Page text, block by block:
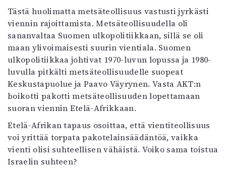
Tästä huolimatta metsäteollisuus vastusti jyrkästi
viennin rajoittamista. Metsäteollisuudella oli
sananvaltaa Suomen ulkopolitiikkaan, sillä se oli
maan ylivoimaisesti suurin vientiala. Suomen
ulkopolitiikkaa johtivat 1970-luvun lopussa ja 1980-
luvulla pitkälti metsäteollisuudelle suopeat
Keskustapuolue ja Paavo Väyrynen. Vasta AKT:n
boikotti pakotti metsäteollisuuden lopettamaan
suoran viennin Etelä-Afrikkaan.
Etelä-Afrikan tapaus osoittaa, että vientiteollisuus
voi yrittää torpata pakotelainsäädäntöä, vaikka
vienti olisi suhteellisen vähäistä. Voiko sama toistua
Israelin suhteen?